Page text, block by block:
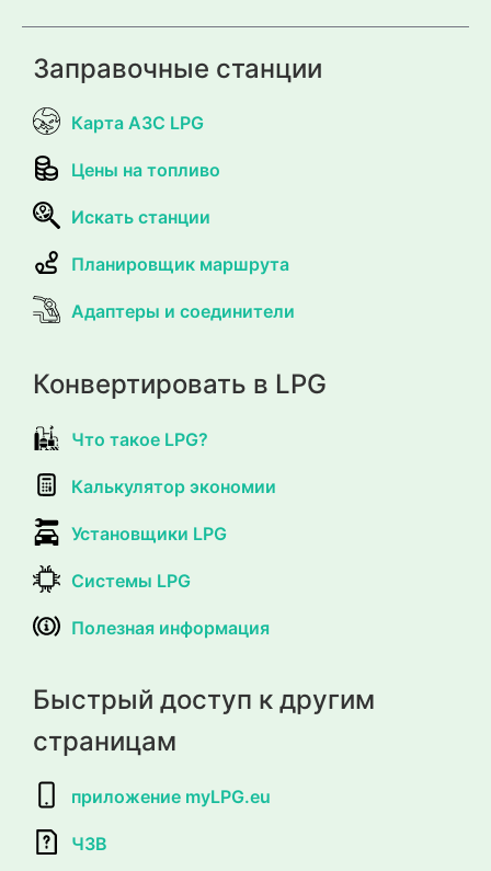
Заправочные станции
Карта АЗС LPG
Цены на топливо
Искать станции
Планировщик маршрута
Адаптеры и соединители
Конвертировать в LPG
Что такое LPG?
Калькулятор экономии
Установщики LPG
Системы LPG
Полезная информация
Быстрый доступ к другим
страницам
приложение myLPG.eu
ЧЗВ